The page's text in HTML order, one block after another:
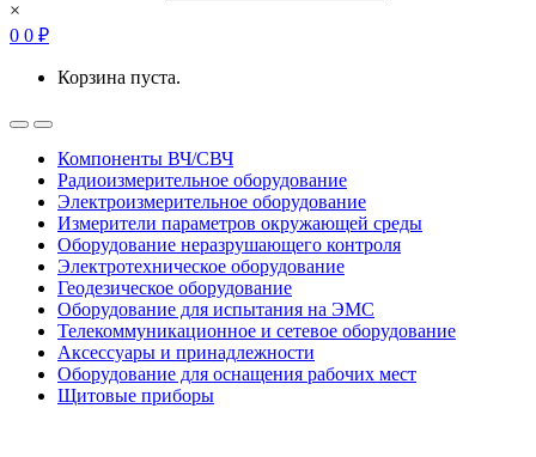
×
0 0 ₽
Корзина пуста.
OpenClose
Компоненты ВЧ/СВЧ
Радиоизмерительное оборудование
Электроизмерительное оборудование
Измерители параметров окружающей среды
Оборудование неразрушающего контроля
Электротехническое оборудование
Геодезическое оборудование
Оборудование для испытания на ЭМС
Телекоммуникационное и сетевое оборудование
Аксессуары и принадлежности
Оборудование для оснащения рабочих мест
Щитовые приборы